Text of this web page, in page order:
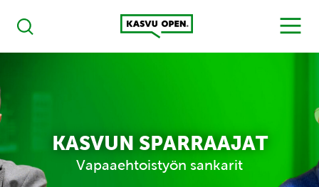
Haku
Kasvu Open
MENU
KASVUN SPARRAAJAT
Vapaaehtoistyön sankarit